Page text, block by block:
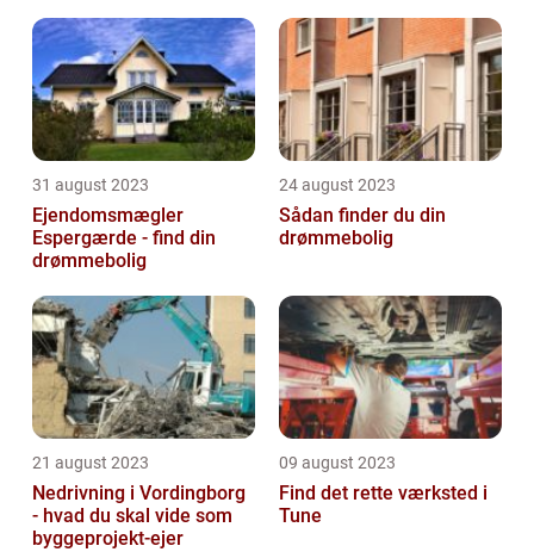
31 august 2023
Ejendomsmægler
Espergærde - find din
drømmebolig
24 august 2023
Sådan finder du din
drømmebolig
21 august 2023
Nedrivning i Vordingborg
- hvad du skal vide som
byggeprojekt-ejer
09 august 2023
Find det rette værksted i
Tune